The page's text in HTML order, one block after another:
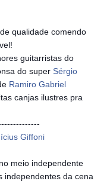
qualidade comendo
guitarristas do
do super Sérgio
Ramiro Gabriel
canjas ilustres pra
----------
Giffoni
meio independente
independentes da cena